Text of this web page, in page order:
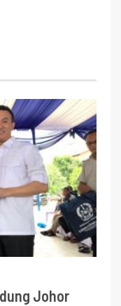
Johor